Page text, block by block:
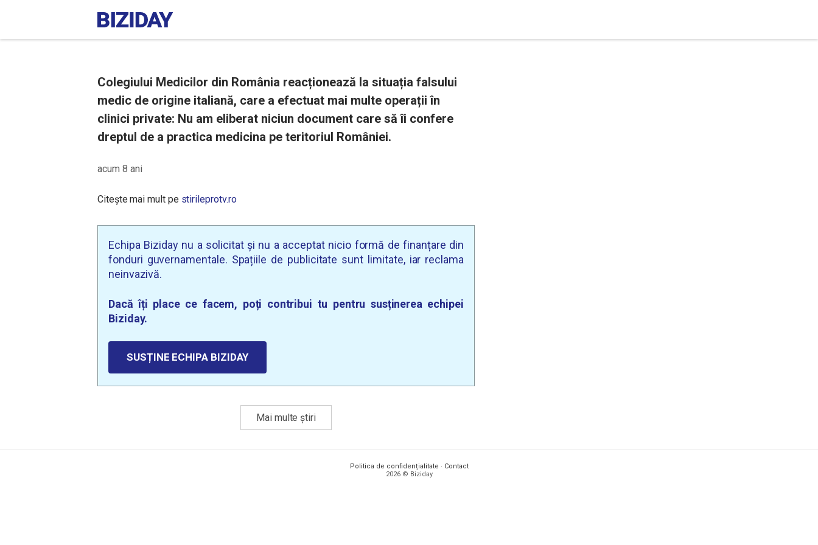
Colegiului Medicilor din România reacționează la situația falsului
medic de origine italiană, care a efectuat mai multe operații în
clinici private: Nu am eliberat niciun document care să îi confere
dreptul de a practica medicina pe teritoriul României.
acum 8 ani
Citește mai mult pe stirileprotv.ro
Echipa Biziday nu a solicitat și nu a acceptat nicio formă de finanțare din
fonduri guvernamentale. Spațiile de publicitate sunt limitate, iar reclama
neinvazivă.
Dacă îți place ce facem, poți contribui tu pentru susținerea echipei
Biziday.
SUSȚINE ECHIPA BIZIDAY
Mai multe știri
Politica de confidențialitate · Contact
2026 © Biziday